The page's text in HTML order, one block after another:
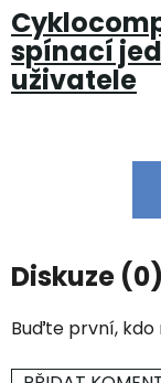
spínací
uživatele
Diskuze (0)
Buďte první,